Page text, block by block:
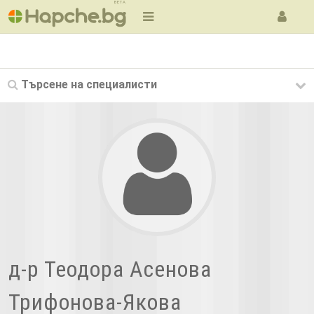
BETA
Търсене на специалисти
д-р Теодора Асенова
Трифонова-Якова